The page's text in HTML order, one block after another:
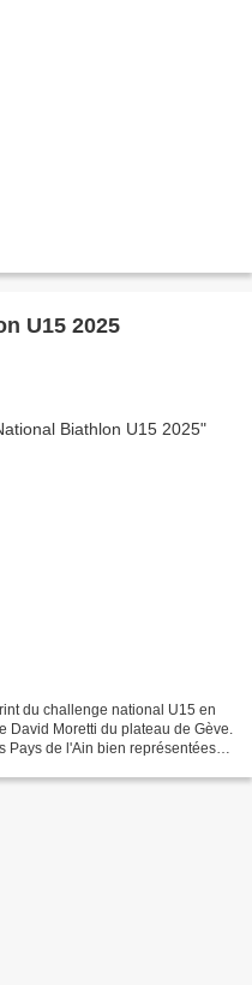
U15 2025
du challenge national U15 en
David Moretti du plateau de Gève.
Pays de l'Ain bien représentées.